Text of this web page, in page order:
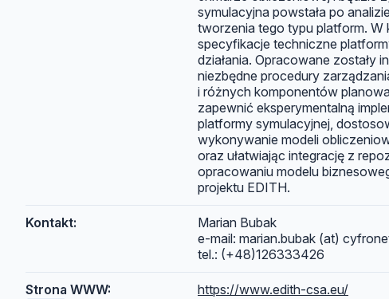
symulacyjna powstała po
tworzenia tego typu platform. W
specyfikacje techniczne
działania. Opracowane zostały
niezbędne procedury
i różnych komponentów
zapewnić eksperymentalną
platformy symulacyjnej,
wykonywanie modeli
oraz ułatwiając integrację z
opracowaniu modelu
projektu EDITH.
Kontakt:
Marian Bubak
e-mail: marian.bubak (at)
tel.: (+48)126333426
Strona WWW: https://www.edith-csa.eu/